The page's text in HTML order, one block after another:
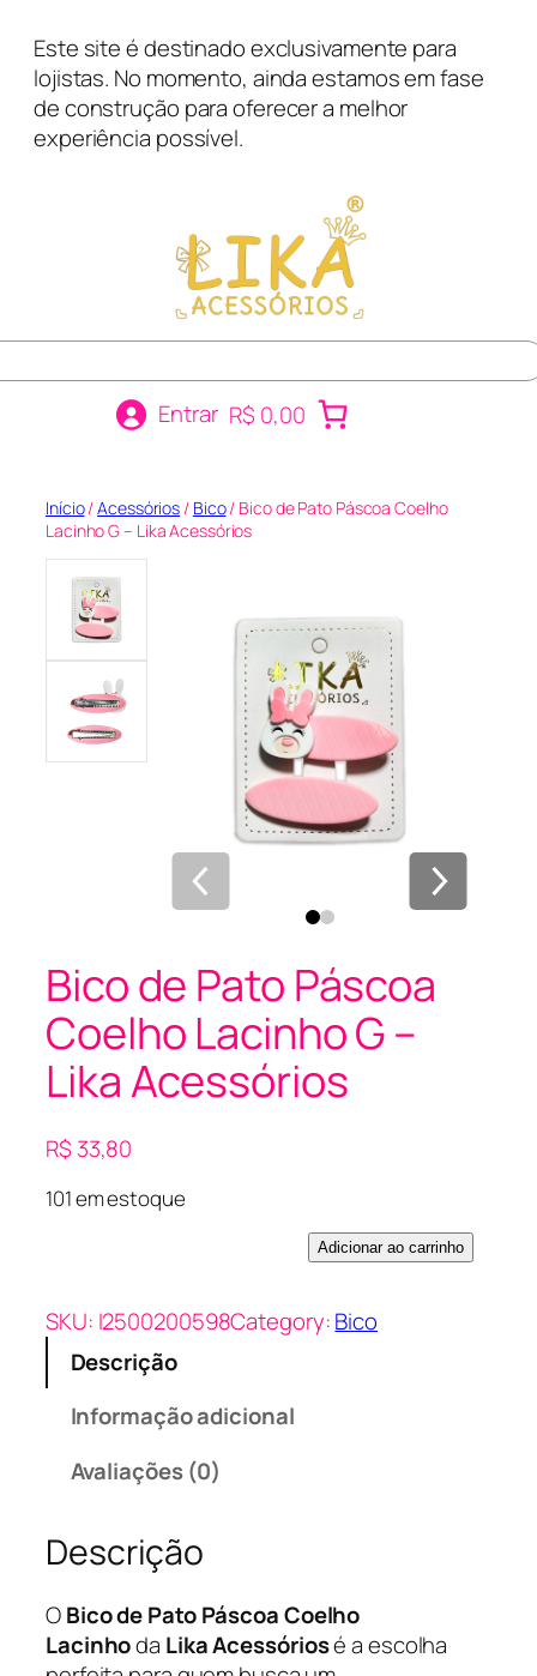
para
conteúdo
Este site é destinado exclusivamente para
lojistas. No momento, ainda estamos em fase
de construção para oferecer a melhor
experiência possível.
Entrar R$ 0,00
Início/Acessórios / Bico/ Bico de Pato Páscoa Coelho
Lacinho G – Lika Acessórios
Bico de Pato Páscoa
Coelho Lacinho G –
Lika Acessórios
R$ 33,80
101 em estoque
B
o
s
c
o
Adicionar ao carrinho
SKU: I2500200598Category:Bico
Descrição
Informação adicional
Avaliações (0)
Descrição
OBico de Pato Páscoa Coelho
Lacinhoda Lika Acessóriosé a escolha